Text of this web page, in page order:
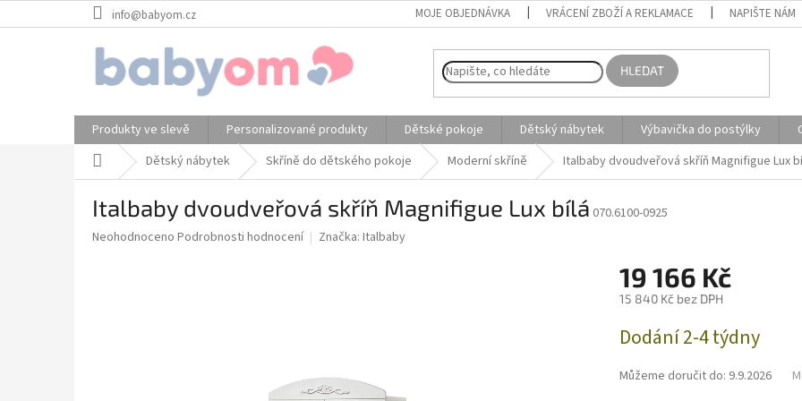
na
info@babyom.cz MOJE OBJEDNÁVKA VRÁCENÍ ZBOŽÍ A REKLAMACE NAPIŠTE NÁM
HLEDAT
Produkty ve slevě Personalizované produkty Dětské pokoje Dětský nábytek Výbavička do postýlky
Domů Dětský nábytek Skříně do dětského pokoje Moderní skříně Italbaby dvoudveřová skříň Magnifigue Lux
Italbaby dvoudveřová skříň Magnifigue Lux bílá 070.6100-0925
Průměrné
Neohodnoceno Podrobnosti hodnocení Značka: Italbaby
19 166 Kč
15 840 Kč bez DPH
cena:
Dodání 2-4 týdny
Můžeme doručit do: 9.9.2026